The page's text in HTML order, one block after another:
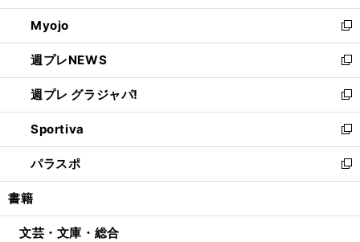
開
く
ウ
で
開
く
ン
ド
ウ
で
開
く
ウ
ィ
ン
ド
ウ
で
開
く
Myojo
新
し
い
ウ
ィ
ン
ド
ウ
で
開
週プレNEWS
新
し
い
ウ
ィ
ン
ド
ウ
開
週プレ グラジャパ!
新
し
い
ウ
ィ
ン
ウ
Sportiva
新
し
い
ウ
ン
パラスポ
新
し
ウ
書籍
文芸・文庫・総合